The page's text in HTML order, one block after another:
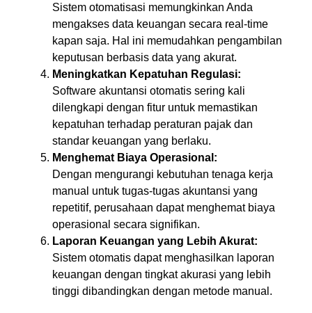
Sistem otomatisasi memungkinkan Anda
mengakses data keuangan secara real-time
kapan saja. Hal ini memudahkan pengambilan
keputusan berbasis data yang akurat.
Meningkatkan Kepatuhan Regulasi:
Software akuntansi otomatis sering kali
dilengkapi dengan fitur untuk memastikan
kepatuhan terhadap peraturan pajak dan
standar keuangan yang berlaku.
Menghemat Biaya Operasional:
Dengan mengurangi kebutuhan tenaga kerja
manual untuk tugas-tugas akuntansi yang
repetitif, perusahaan dapat menghemat biaya
operasional secara signifikan.
Laporan Keuangan yang Lebih Akurat:
Sistem otomatis dapat menghasilkan laporan
keuangan dengan tingkat akurasi yang lebih
tinggi dibandingkan dengan metode manual.